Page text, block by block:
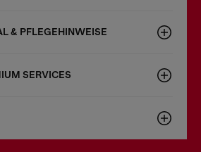
& PFLEGEHINWEISE
SERVICES